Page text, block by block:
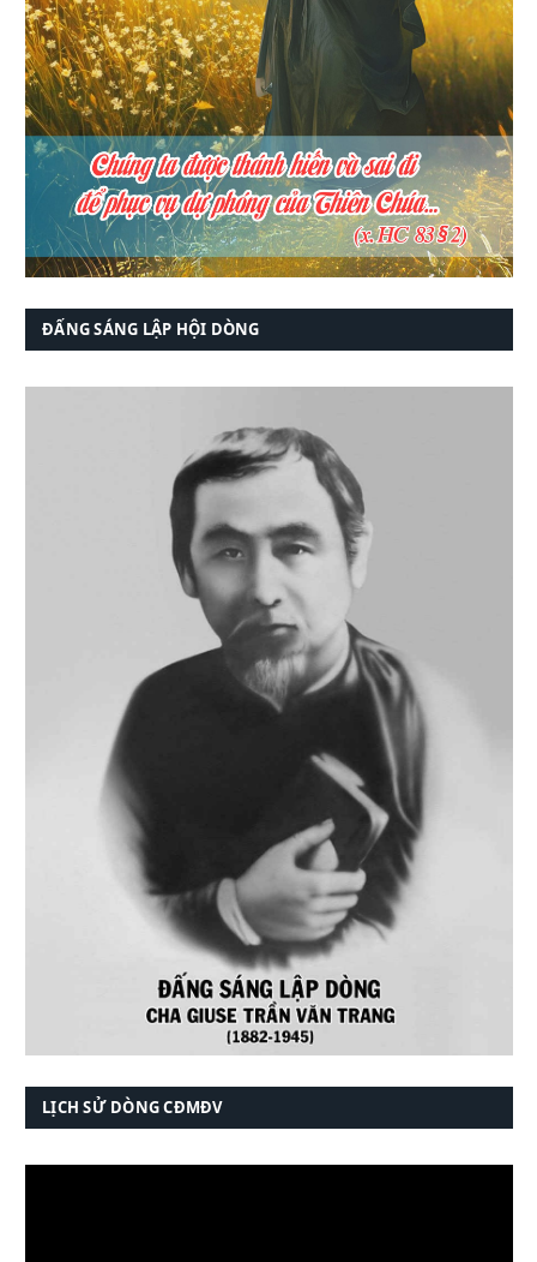
ĐẤNG SÁNG LẬP HỘI DÒNG
LỊCH SỬ DÒNG CĐMĐV